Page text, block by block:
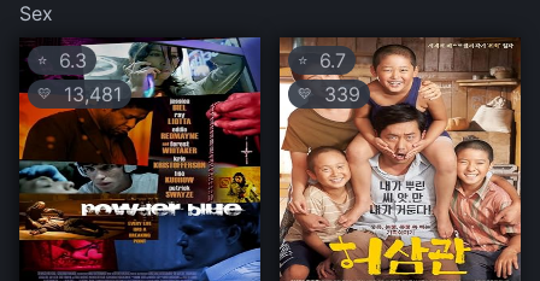
Sex
⭐ 6.3
💛 13,481
⭐ 6.7
💛 339